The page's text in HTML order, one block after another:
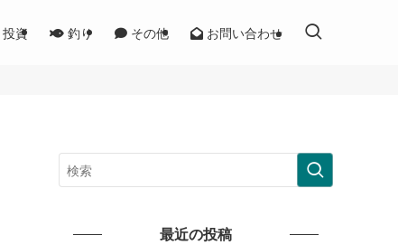
投資 釣り その他 お問い合わせ
最近の投稿